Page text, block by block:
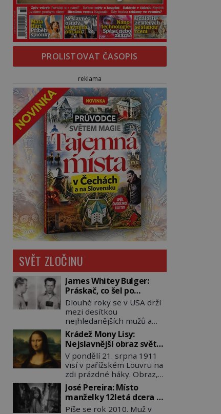
PROLISTOVAT ČASOPIS
reklama
SVĚT ZLOČINU
James Whitey Bulger:
Práskač, co šel po
práskačích
Dlouhé roky se v USA drží
mezi desítkou
nejhledanějších mužů a
dopracuje to až na číslo
dvě – hned po Usámovi bin
Ládinovi (1957–2011). To je
James „Whitey“ Bulger
(1929–2018) viněný ze
spoluúčasti na 19
vraždách, vydírání a lichvy.
A samozřejmě, krom toho
je ještě drogový dealer,
Krádež Mony Lisy:
Nejslavnější obraz světa
zůstane dva roky
nezvěstný
V pondělí 21. srpna 1911
visí v pařížském Louvru na
zdi prázdné háky. Obraz,
který dnes zná celý svět, je
pryč. Zpočátku si nikdo
nemyslí, že jde o krádež.
Zaměstnanci jsou
José Pereira: Místo
manželky 12letá dcera –
a sousedi o všem vědí!
Píše se rok 2010. Muž v